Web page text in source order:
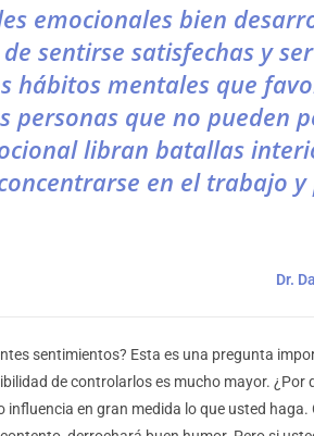
emocionales bien
sentirse satisfechas y
hábitos mentales que
personas que no pueden
libran batallas
en el trabajo y
Dr.
sentimientos? Esta es una pregunta
de controlarlos es mucho mayor. ¿Por
en gran medida lo que usted haga.